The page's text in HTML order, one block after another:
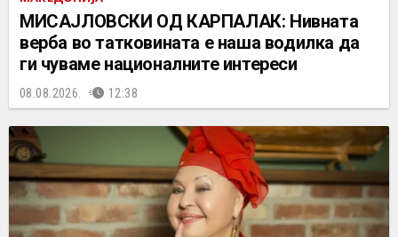
МИСАЈЛОВСКИ ОД КАРПАЛАК: Нивната
верба во татковината е наша водилка да
ги чуваме националните интереси
08.08.2026. 12:38